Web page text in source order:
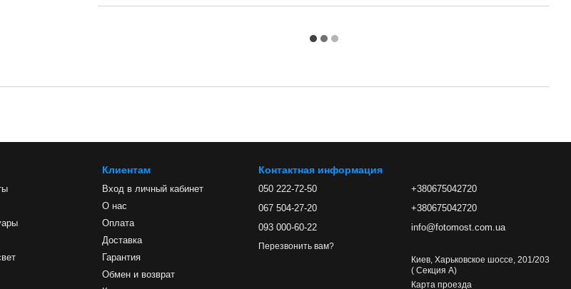
Клиентам
Вход в личный кабинет
О нас
Оплата
Доставка
Гарантия
Обмен и возврат
Контактная информация
050 222-72-50
067 504-27-20
093 000-60-22
Перезвонить вам?
+380675042720
+380675042720
info@fotomost.com.ua
Киев, Харьковское шоссе, 201/203
( Секция А)
Карта проезда